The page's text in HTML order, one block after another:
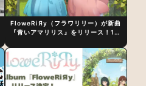
FloweRiЯy（フラワリリー）が新曲
『青いアマリリス』をリリース！1st